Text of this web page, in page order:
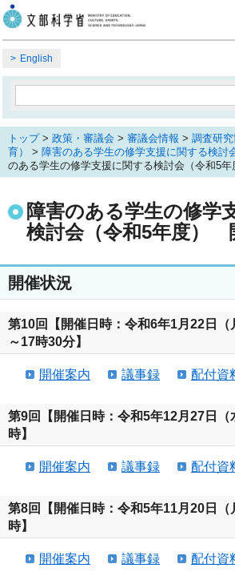
English
トップ> 政策・審議会 > 審議会情報 > 調査研
育）
> 障害のある学生の修学支援に関する検討
のある学生の修学支援に関する検討会（令和5
障害のある学生の修学
検討会（令和5年度）
開催状況
第10回【開催日時：令和6年1月22日（
～17時30分】
開催案内 議事録 配付資
第9回【開催日時：令和5年12月27日（
時】
開催案内 議事録 配付資
第8回【開催日時：令和5年11月20日（
時】
開催案内 議事録 配付資